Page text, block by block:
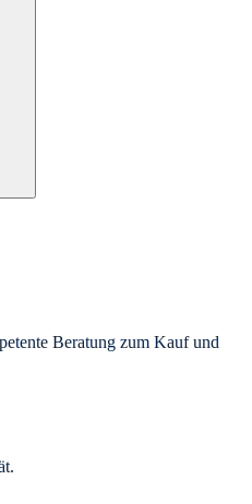
Beratung zum Kauf und